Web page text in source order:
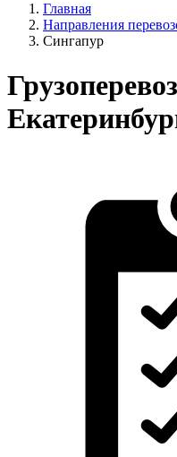
Главная
Направления
Сингапур